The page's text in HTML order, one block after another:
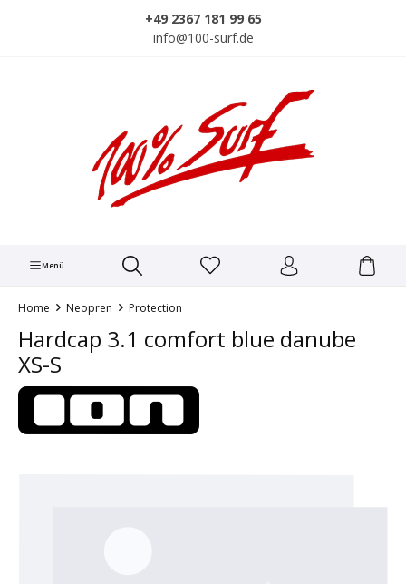
+49 2367 181 99 65
info@100-surf.de
Menü
Home Neopren Protection
Hardcap 3.1 comfort blue danube
XS-S